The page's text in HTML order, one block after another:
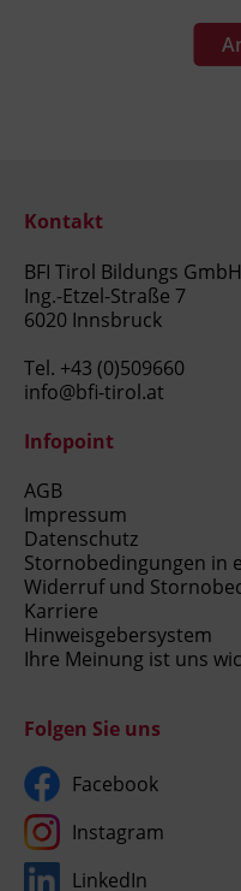
Kontakt
BFI Tirol Bildungs GmbH
Ing.-Etzel-Straße 7
6020 Innsbruck
Tel. +43 (0)509660
info@bfi-tirol.at
Infopoint
AGB
Impressum
Datenschutz
Stornobedingungen in
Widerruf und
Karriere
Hinweisgebersystem
Ihre Meinung ist uns
Folgen Sie uns
Facebook
Instagram
LinkedIn